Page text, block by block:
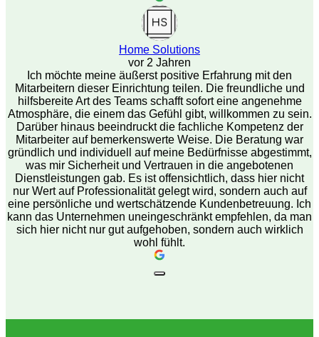
Home Solutions
vor 2 Jahren
Ich möchte meine äußerst positive Erfahrung mit den
Mitarbeitern dieser Einrichtung teilen. Die freundliche und
hilfsbereite Art des Teams schafft sofort eine angenehme
Atmosphäre, die einem das Gefühl gibt, willkommen zu sein.
Darüber hinaus beeindruckt die fachliche Kompetenz der
Mitarbeiter auf bemerkenswerte Weise. Die Beratung war
gründlich und individuell auf meine Bedürfnisse abgestimmt,
was mir Sicherheit und Vertrauen in die angebotenen
Dienstleistungen gab. Es ist offensichtlich, dass hier nicht
nur Wert auf Professionalität gelegt wird, sondern auch auf
eine persönliche und wertschätzende Kundenbetreuung. Ich
kann das Unternehmen uneingeschränkt empfehlen, da man
sich hier nicht nur gut aufgehoben, sondern auch wirklich
wohl fühlt.